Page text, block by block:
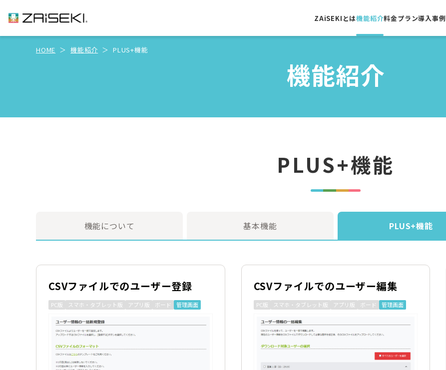
ZAiSEKIとは機能紹介料金プラン導入事例
HOME 機能紹介 PLUS+機能
機能紹介
PLUS+機能
機能について 基本機能 PLUS+機能
CSVファイルでのユーザー登録
PC版 スマホ・タブレット版 アプリ版 ボード 管理画面
CSVファイルでのユーザー編集
PC版 スマホ・タブレット版 アプリ版 ボード 管理画面